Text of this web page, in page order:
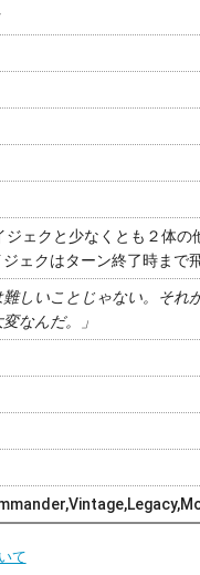
ェクと少なくとも２体の
ェクはターン終了時まで
難しいことじゃない。それ
なんだ。」
て